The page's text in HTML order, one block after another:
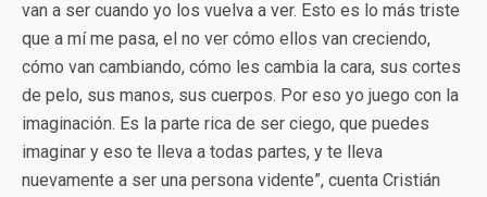
van a ser cuando yo los vuelva a ver. Esto es lo más triste
que a mí me pasa, el no ver cómo ellos van creciendo,
cómo van cambiando, cómo les cambia la cara, sus cortes
de pelo, sus manos, sus cuerpos. Por eso yo juego con la
imaginación. Es la parte rica de ser ciego, que puedes
imaginar y eso te lleva a todas partes, y te lleva
nuevamente a ser una persona vidente”, cuenta Cristián